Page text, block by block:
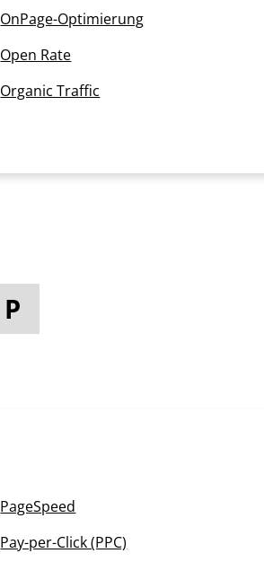
OnPage-Optimierung
Open Rate
Organic Traffic
P
PageSpeed
Pay-per-Click (PPC)